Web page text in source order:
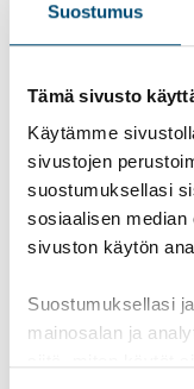
Suostumus
Tämä sivusto
Käytämme
sivustojen
suostumuksellasi
sosiaalisen median
sivuston käytön
Suostumuksellasi
mainosalan ja
Työnantajakuva
Blogi